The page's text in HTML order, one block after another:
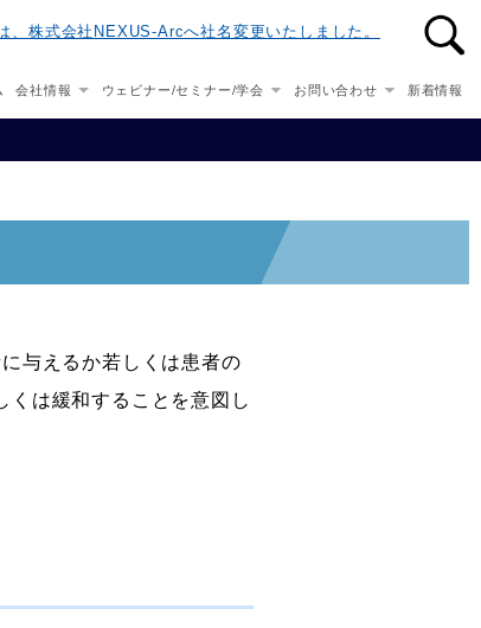
会社情報 ウェビナー/セミナー/学会 お問い合わせ 新着情報
、株式会社NEXUS-Arcへ社名変更いたしました。
与えるか若しくは患者の
は緩和することを意図し